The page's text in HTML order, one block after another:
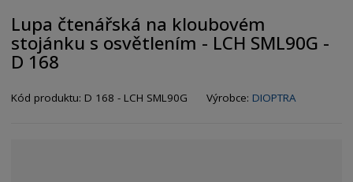
s
t
r
n
Lupa čtenářská na kloubovém
stojánku s osvětlením - LCH SML90G -
D 168
Kód produktu: D 168 - LCH SML90G Výrobce: DIOPTRA